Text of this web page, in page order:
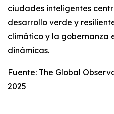
ciudades inteligentes
desarrollo verde y
climático y la gobernanza
dinámicas.
Fuente: The Global
2025